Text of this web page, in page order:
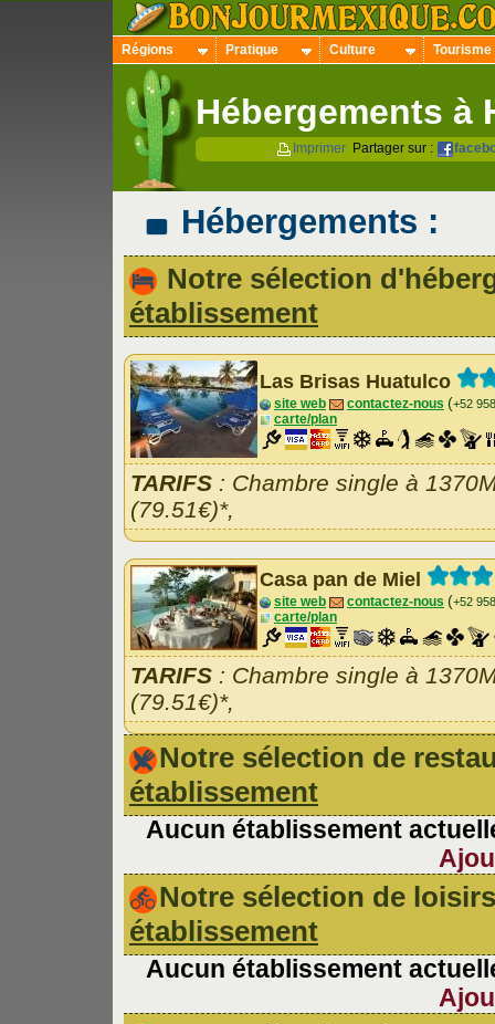
Régions Pratique Culture Tourisme
Hébergements à
Imprimer Partager sur :
Hébergements :
Notre sélection
établissement
Las Brisas Huatulco
site web contactez-nous (+52
carte/plan
TARIFS : Chambre single à
(79.51€)*,
Casa pan de Miel
site web contactez-nous (+52
carte/plan
TARIFS : Chambre single à
(79.51€)*,
Notre sélection de
établissement
Aucun établissement
Notre sélection de
établissement
Aucun établissement